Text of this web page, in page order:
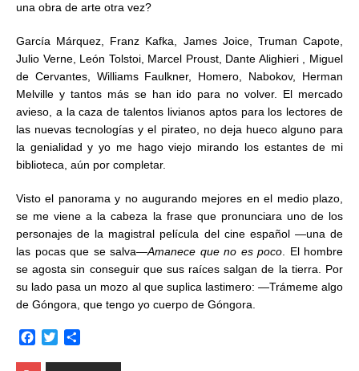
una obra de arte otra vez?
García Márquez, Franz Kafka, James Joice, Truman Capote,
Julio Verne, León Tolstoi, Marcel Proust, Dante Alighieri , Miguel
de Cervantes, Williams Faulkner, Homero, Nabokov, Herman
Melville y tantos más se han ido para no volver. El mercado
avieso, a la caza de talentos livianos aptos para los lectores de
las nuevas tecnologías y el pirateo, no deja hueco alguno para
la genialidad y yo me hago viejo mirando los estantes de mi
biblioteca, aún por completar.
Visto el panorama y no augurando mejores en el medio plazo,
se me viene a la cabeza la frase que pronunciara uno de los
personajes de la magistral película del cine español —una de
las pocas que se salva—Amanece que no es poco . El hombre
se agosta sin conseguir que sus raíces salgan de la tierra. Por
su lado pasa un mozo al que suplica lastimero: —Trámeme algo
de Góngora, que tengo yo cuerpo de Góngora.